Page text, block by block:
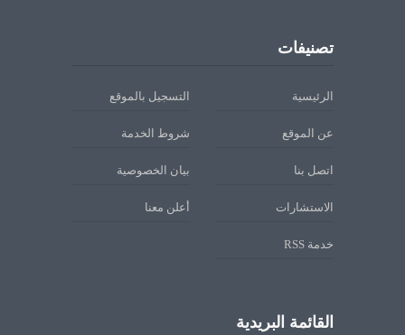
تصنيفات
الرئيسية التسجيل بالموقع
عن الموقع شروط الخدمة
اتصل بنا بيان الخصوصية
الاستشارات أعلن معنا
خدمة RSS
القائمة البريدية